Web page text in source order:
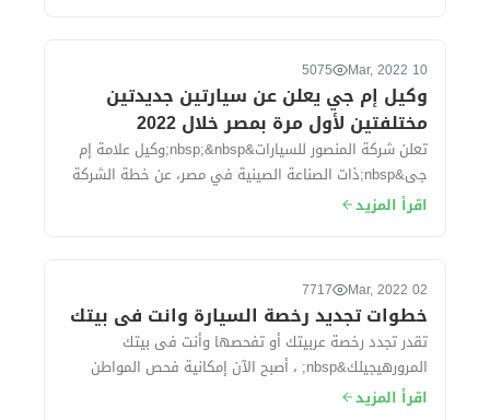
10 Mar, 2022
5075
وكيل إم جي يعلن عن سيارتين جديدتين
مختلفتين لأول مرة بمصر خلال 2022
تعلن شركة المنصور للسيارات&nbsp;&nbsp;وكيل علامة إم
جى&nbsp;ذات الصناعة الصينية في مصر، عن خطة الشركة
في 2022، والتي في تكون فى مقدمتها طرح...
اقرأ المزيد
02 Mar, 2022
7717
خطوات تجديد رخصة السيارة وانت فى بيتك
تقدر تجدد رخصة عربيتك أو تفحصها وأنت فى بيتك
المرورهيجيلك&nbsp; ، أصبح الآن إمكانية فحص المواطن
وعمل فحص فني شامل لسيارته و تجديد رخصته خ...
اقرأ المزيد